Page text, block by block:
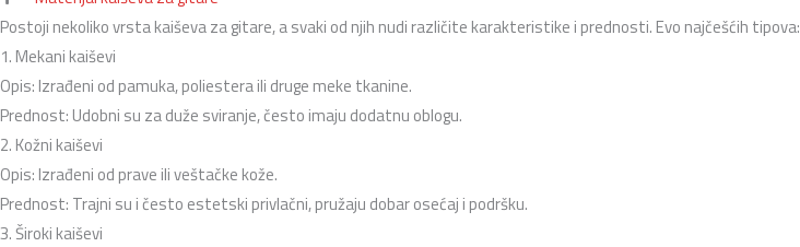
Postoji nekoliko vrsta kaiševa za gitare, a svaki od njih nudi različite karakteristike i prednosti. Evo najčešćih tipova:
1. Mekani kaiševi
Opis: Izrađeni od pamuka, poliestera ili druge meke tkanine.
Prednost: Udobni su za duže sviranje, često imaju dodatnu oblogu.
2. Kožni kaiševi
Opis: Izrađeni od prave ili veštačke kože.
Prednost: Trajni su i često estetski privlačni, pružaju dobar osećaj i podršku.
3. Široki kaiševi